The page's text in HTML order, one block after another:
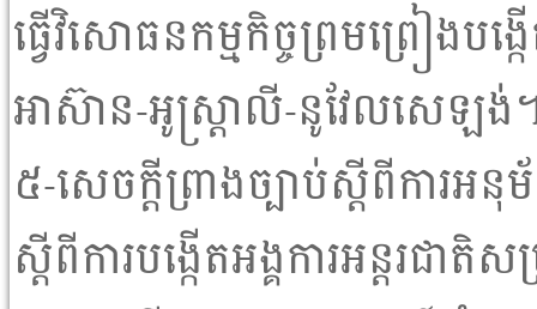
ធ្វើវិសោធនកម្មកិច្ចព្រមព្រៀងប
អាស៊ាន-អូស្ត្រាលី-នូវែលសេឡង់
៥-សេចក្តីព្រាងច្បាប់ស្តីពីការ
ស្តីពីការបង្កើតអង្គការអន្តរជាតិ